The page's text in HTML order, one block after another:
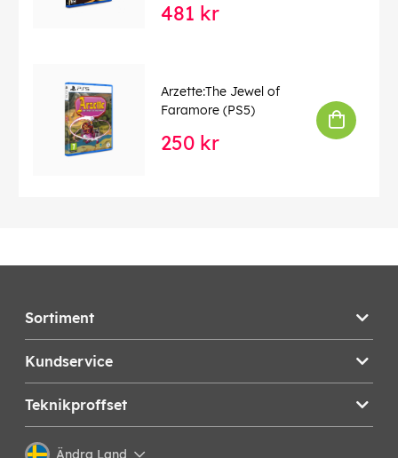
481 kr
Arzette:The Jewel of
Faramore (PS5)
250 kr
Sortiment
Kundservice
Teknikproffset
Ändra Land